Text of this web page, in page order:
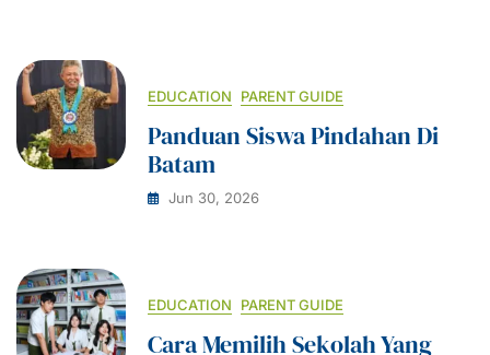
EDUCATION PARENT GUIDE
Panduan Siswa Pindahan Di
Batam
Jun 30, 2026
EDUCATION PARENT GUIDE
Cara Memilih Sekolah Yang